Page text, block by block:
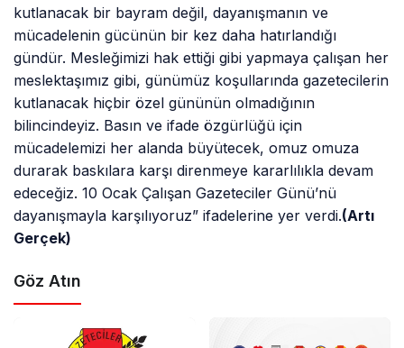
kutlanacak bir bayram değil, dayanışmanın ve
mücadelenin gücünün bir kez daha hatırlandığı
gündür. Mesleğimizi hak ettiği gibi yapmaya çalışan her
meslektaşımız gibi, günümüz koşullarında gazetecilerin
kutlanacak hiçbir özel gününün olmadığının
bilincindeyiz. Basın ve ifade özgürlüğü için
mücadelemizi her alanda büyütecek, omuz omuza
durarak baskılara karşı direnmeye kararlılıkla devam
edeceğiz. 10 Ocak Çalışan Gazeteciler Günü’nü
dayanışmayla karşılıyoruz” ifadelerine yer verdi.(Artı
Gerçek)
Göz Atın